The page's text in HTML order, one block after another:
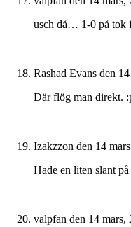
usch då… 1-0 på tok
Rashad Evans den
Där flög man direkt.
Izakzzon den 14
Hade en liten slant
valpfan den 14 mars,